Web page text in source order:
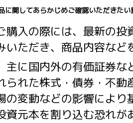
に関してあらかじめご確認いただきたい
購入の際には、最新の
いただき、商品内容な
主に国内外の有価証券
られた株式・債券・不
の変動などの影響によ
資元本を割り込む恐れが